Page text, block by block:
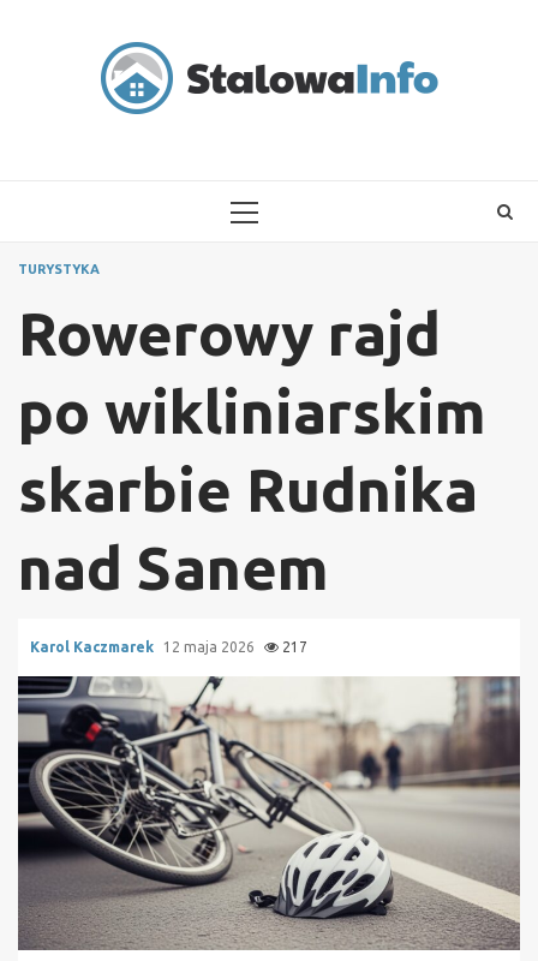
PRIMARY
TURYSTYKA
Rowerowy rajd
po wikliniarskim
skarbie Rudnika
nad Sanem
Karol Kaczmarek 12 maja 2026 217